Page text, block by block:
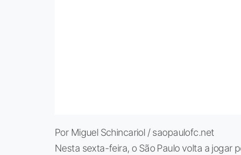
Por Miguel Schincariol / saopaulofc.net
Nesta sexta-feira, o São Paulo volta a jogar